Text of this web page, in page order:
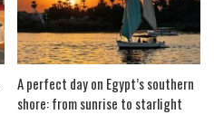
A perfect day on Egypt’s southern
shore: from sunrise to starlight